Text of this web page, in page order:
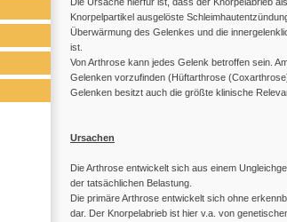
Knorpelpartikel ausgelöste
Überwärmung des Gelenkes und die
ist.
Von Arthrose kann jedes Gelenk betroffen sein.
Gelenken vorzufinden (Hüftarthrose
Gelenken besitzt auch die größte klinische
Ursachen
Die Arthrose entwickelt sich aus einem
der tatsächlichen Belastung.
Die primäre Arthrose entwickelt sich ohne
dar. Der Knorpelabrieb ist hier v.a. von